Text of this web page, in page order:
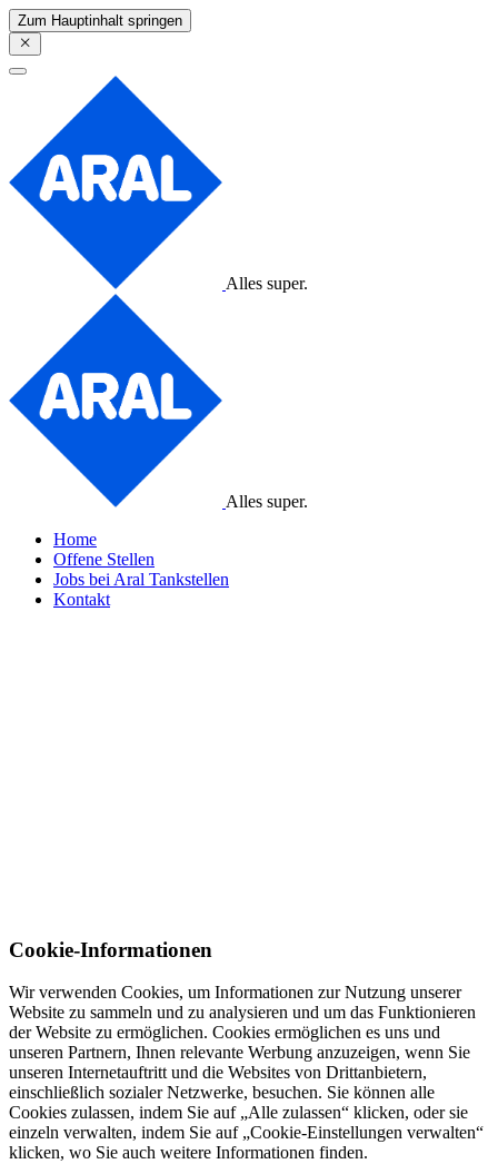
Zum Hauptinhalt springen
Alles super.
Alles super.
Home
Offene Stellen
Jobs bei Aral Tankstellen
Kontakt
Cookie-Informationen
Wir verwenden Cookies, um Informationen zur Nutzung unserer
Website zu sammeln und zu analysieren und um das Funktionieren
der Website zu ermöglichen. Cookies ermöglichen es uns und
unseren Partnern, Ihnen relevante Werbung anzuzeigen, wenn Sie
unseren Internetauftritt und die Websites von Drittanbietern,
einschließlich sozialer Netzwerke, besuchen. Sie können alle
Cookies zulassen, indem Sie auf „Alle zulassen“ klicken, oder sie
einzeln verwalten, indem Sie auf „Cookie-Einstellungen verwalten“
klicken, wo Sie auch weitere Informationen finden.